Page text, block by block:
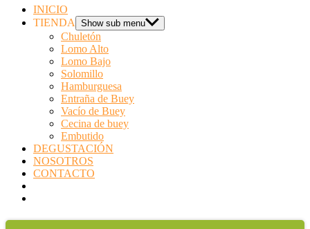
INICIO
TIENDA
Show sub menu
Chuletón
Lomo Alto
Lomo Bajo
Solomillo
Hamburguesa
Entraña de Buey
Vacío de Buey
Cecina de buey
Embutido
DEGUSTACIÓN
NOSOTROS
CONTACTO